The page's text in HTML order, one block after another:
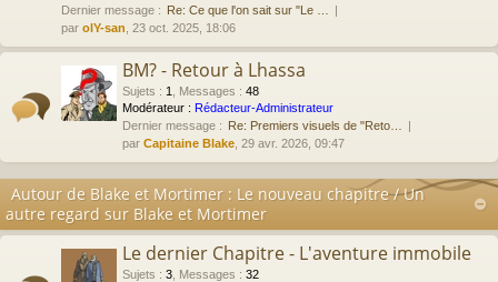
Dernier message : Re: Ce que l'on sait sur "Le …
par olY-san , 23 oct. 2025, 18:06
BM? - Retour à Lhassa
Sujets : 1 Messages : 48
Modérateur : Rédacteur-Administrateur
Dernier message : Re: Premiers visuels de "Reto…
par Capitaine Blake , 29 avr. 2026, 09:47
Autour de Blake et Mortimer : Le nouveau chapitre / Un
autre regard sur Blake et Mortimer
Le dernier Chapitre - L'aventure immobile
Sujets : 3 Messages : 32